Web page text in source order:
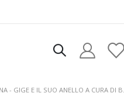
- GIGE E IL SUO ANELLO A CURA DI